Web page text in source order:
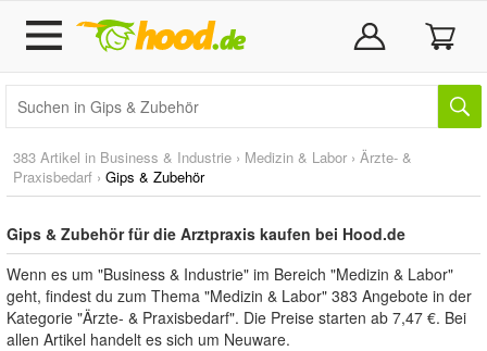
383 Artikel in Business & Industrie › Medizin & Labor › Ärzte- &
Praxisbedarf › Gips & Zubehör
Gips & Zubehör für die Arztpraxis kaufen bei Hood.de
Wenn es um "Business & Industrie" im Bereich "Medizin & Labor"
geht, findest du zum Thema "Medizin & Labor" 383 Angebote in der
Kategorie "Ärzte- & Praxisbedarf". Die Preise starten ab 7,47 €. Bei
allen Artikel handelt es sich um Neuware.